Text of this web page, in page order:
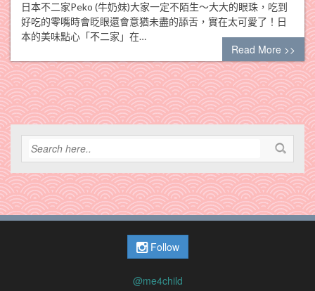
日本不二家Peko (牛奶妹)大家一定不陌生～大大的眼珠，吃到
好吃的零嘴時會眨眼還會意猶未盡的舔舌，實在太可愛了！日
本的美味點心「不二家」在…
Read More >>
Follow
@me4child